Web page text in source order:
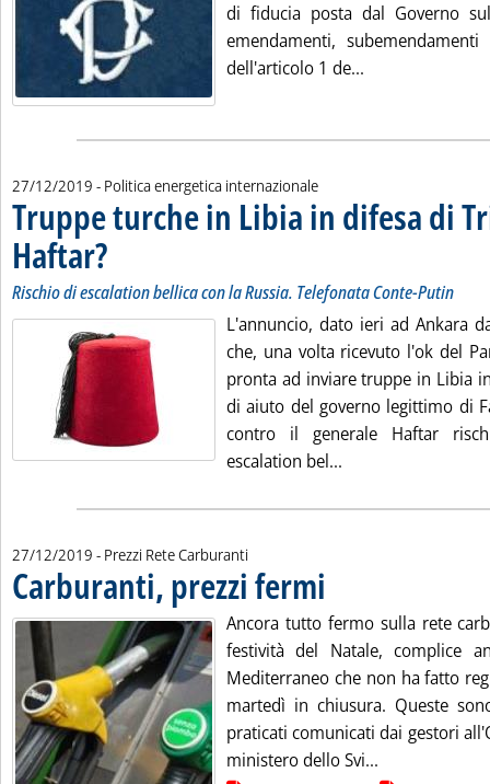
di fiducia posta dal Governo
emendamenti,
dell'articolo 1 de...
27/12/2019 - Politica energetica internazionale
Truppe turche in Libia in difesa di
Haftar?. Sottotitolo: Rischio di escalation bellica con la Russia. Telefonata
. Pubblicata venerdì 27 dicembre 2019 alle 10.13.
Rischio di escalation bellica con la Russia. Telefonata Conte-Putin
L'annuncio, dato ieri ad Ankara
che, una volta ricevuto l'ok del
pronta ad inviare truppe in Libia
di aiuto del governo legittimo di
contro il generale Haftar
escalation bel...
27/12/2019 - Prezzi Rete Carburanti
Carburanti, prezzi fermi
Ancora tutto fermo sulla rete
festività del Natale, complice
Mediterraneo che non ha fatto
martedì in chiusura. Queste
praticati comunicati dai gestori
ministero dello Svi...